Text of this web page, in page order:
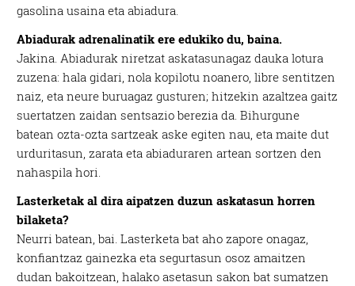
gasolina usaina eta abiadura.
Abiadurak adrenalinatik ere edukiko du, baina.
Jakina. Abiadurak niretzat askatasunagaz dauka lotura
zuzena: hala gidari, nola kopilotu noanero, libre sentitzen
naiz, eta neure buruagaz gusturen; hitzekin azaltzea gaitz
suertatzen zaidan sentsazio berezia da. Bihurgune
batean ozta-ozta sartzeak aske egiten nau, eta maite dut
urduritasun, zarata eta abiaduraren artean sortzen den
nahaspila hori.
Lasterketak al dira aipatzen duzun askatasun horren
bilaketa?
Neurri batean, bai. Lasterketa bat aho zapore onagaz,
konfiantzaz gainezka eta segurtasun osoz amaitzen
dudan bakoitzean, halako asetasun sakon bat sumatzen